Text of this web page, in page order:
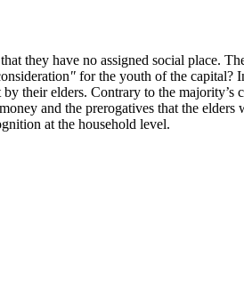
they have no assigned social place.
" for the youth of the capital?
their elders. Contrary to the
and the prerogatives that the
at the household level.